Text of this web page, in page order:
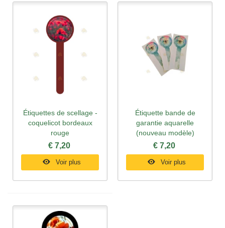
Étiquettes de scellage -
coquelicot bordeaux
rouge
€ 7,20
Voir plus
Étiquette bande de
garantie aquarelle
(nouveau modèle)
€ 7,20
Voir plus